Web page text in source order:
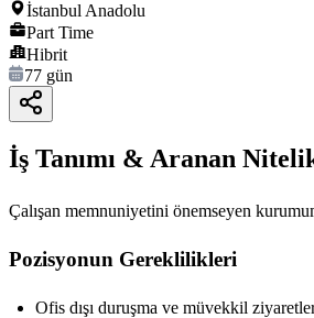
İstanbul Anadolu
Part Time
Hibrit
77 gün
İş Tanımı & Aranan
Çalışan memnuniyetini önemseyen
Pozisyonun Gereklilikleri
Ofis dışı duruşma ve müvekkil